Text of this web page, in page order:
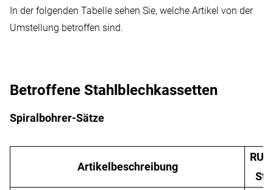
In der folgenden Tabelle sehen Sie, welche Artikel von der
Umstellung betroffen sind.
Betroffene Stahlblechkassetten
Spiralbohrer-Sätze
Artikelbeschreibung